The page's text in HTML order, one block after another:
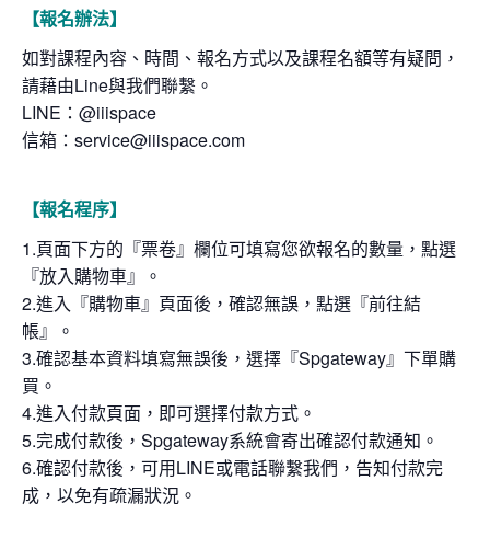
【報名辦法】
如對課程內容、時間、報名方式以及課程名額等有疑問，
請藉由Line與我們聯繫。
LINE：@iiispace
信箱：service@iiispace.com
【報名程序】
1.頁面下方的『票卷』欄位可填寫您欲報名的數量，點選
『放入購物車』。
2.進入『購物車』頁面後，確認無誤，點選『前往結
帳』。
3.確認基本資料填寫無誤後，選擇『Spgateway』下單購
買。
4.進入付款頁面，即可選擇付款方式。
5.完成付款後，Spgateway系統會寄出確認付款通知。
6.確認付款後，可用LINE或電話聯繫我們，告知付款完
成，以免有疏漏狀況。